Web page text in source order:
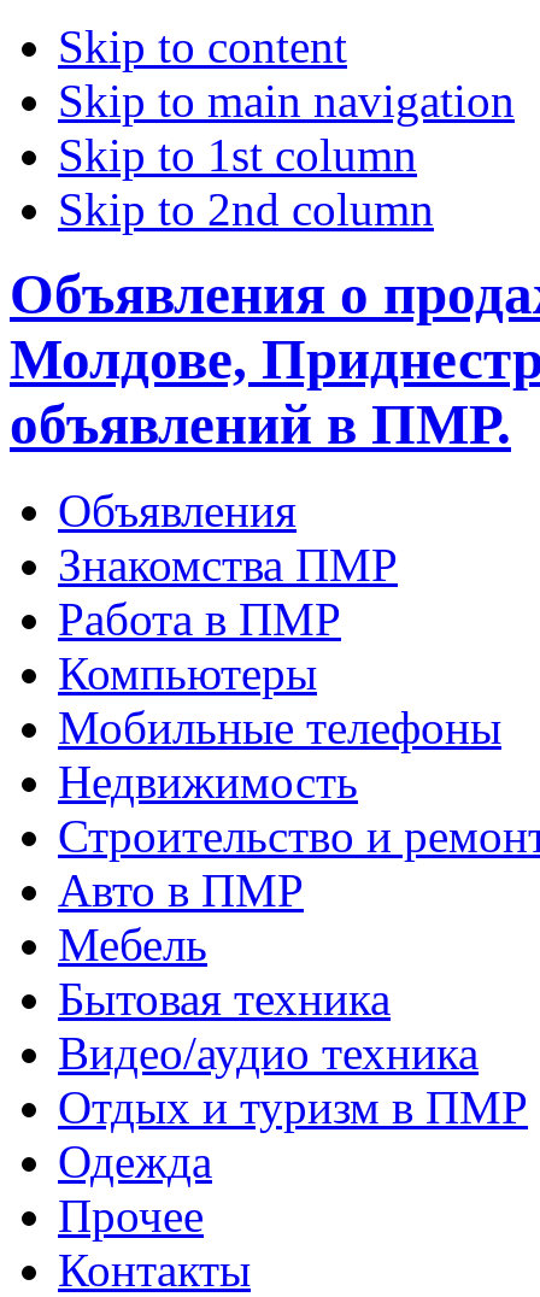
Skip to content
Skip to main navigation
Skip to 1st column
Skip to 2nd column
Объявления о
Молдове,
объявлений в ПМР.
Объявления
Знакомства ПМР
Работа в ПМР
Компьютеры
Мобильные телефоны
Недвижимость
Строительство и
Авто в ПМР
Мебель
Бытовая техника
Видео/аудио техника
Отдых и туризм в ПМР
Одежда
Прочее
Контакты